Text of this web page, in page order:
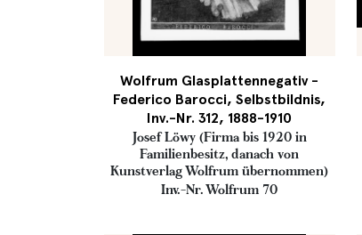
Wolfrum Glasplattennegativ -
Federico Barocci, Selbstbildnis,
Inv.-Nr. 312, 1888-1910
Josef Löwy (Firma bis 1920 in
Familienbesitz, danach von
Kunstverlag Wolfrum übernommen)
Inv.-Nr. Wolfrum 70